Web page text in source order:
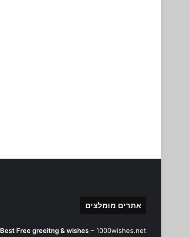
אתרים מומלצים
Best Free greeitng & wishes– 1000wishes.net